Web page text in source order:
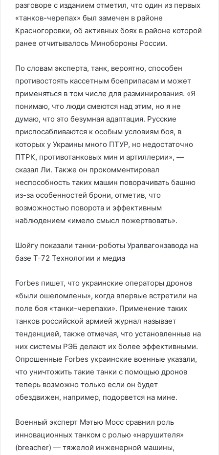
разговоре с изданием отметил, что один из первых
«танков-черепах» был замечен в районе
Красногоровки, об активных боях в районе которой
ранее отчитывалось Минобороны России.
По словам эксперта, танк, вероятно, способен
противостоять кассетным боеприпасам и может
применяться в том числе для разминирования. «Я
понимаю, что люди смеются над этим, но я не
думаю, что это безумная адаптация. Русские
приспосабливаются к особым условиям боя, в
которых у Украины много ПТУР, но недостаточно
ПТРК, противотанковых мин и артиллерии», —
сказал Ли. Также он прокомментировал
неспособность таких машин поворачивать башню
из-за особенностей брони, отметив, что
возможностью поворота и эффективным
наблюдением «имело смысл пожертвовать».
Шойгу показали танки-роботы Уралвагонзавода на
базе Т-72 Технологии и медиа
Forbes пишет, что украинские операторы дронов
«были ошеломлены», когда впервые встретили на
поле боя «танки-черепахи». Применение таких
танков российской армией журнал называет
тенденцией, также отмечая, что установленные на
них системы РЭБ делают их более эффективными.
Опрошенные Forbes украинские военные указали,
что уничтожить такие танки с помощью дронов
теперь возможно только если он будет
обездвижен, например, подорвется на мине.
Военный эксперт Мэтью Мосс сравнил роль
инновационных танком с ролью «нарушителя»
(breacher) — тяжелой инженерной машины,